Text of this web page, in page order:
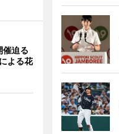
催迫る
よる花